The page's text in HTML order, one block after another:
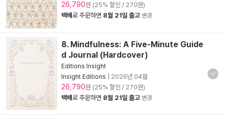
26,790원 (25% 할인 / 270원)
택배로 주문하면 8월 21일 출고 변경
8. Mindfulness: A Five-Minute Guide
d Journal (Hardcover)
Editions Insight
Insight Editions
2026년 04월
26,790원 (25% 할인 / 270원)
택배로 주문하면 8월 21일 출고 변경